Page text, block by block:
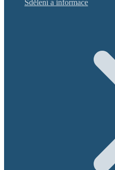
Sdělení a informace